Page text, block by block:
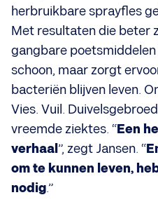
herbruikbare sprayfles
Met resultaten die beter
gangbare
schoon, maar zorgt
bacteriën blijven leven.
Vies. Vuil.
vreemde ziektes. “Een
verhaal ”, zegt Jansen. “
om te kunnen leven,
nodig.”